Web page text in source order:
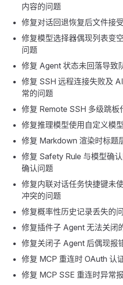
内容的问题
修复对话回退恢复后文件接
修复模型选择器偶现列表变
问题
修复 Agent 状态未回落导致
修复 SSH 远程连接失败及
常的问题
修复 Remote SSH 多级跳板
修复推理模型使用自定义模
修复 Markdown 渲染时标题
修复 Safety Rule 与模型确
确认问题
修复内联对话任务快捷键未
冲突的问题
修复概率性历史记录丢失的
修复插件子 Agent 无法关闭
修复关闭子 Agent 后偶现报
修复 MCP 重连时 OAuth 认
修复 MCP SSE 重连时异常